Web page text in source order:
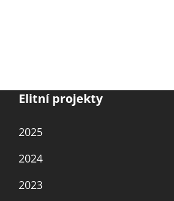
Elitní projekty
2025
2024
2023